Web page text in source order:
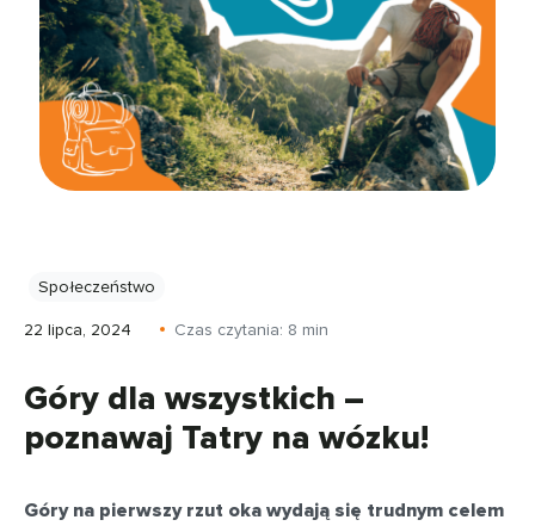
Społeczeństwo
22 lipca, 2024 Czas czytania: 8 min
Góry dla wszystkich –
poznawaj Tatry na wózku!
Góry na pierwszy rzut oka wydają się trudnym celem